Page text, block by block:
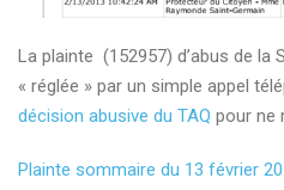
Dossier de Présentation
Introduction
La bonne foi de l’employeur
La cour d’appel a tranché
La plainte (152957) d’abus de la
« réglée » par un simple appel
décision abusive du TAQ pour ne
Plainte sommaire du 13 février